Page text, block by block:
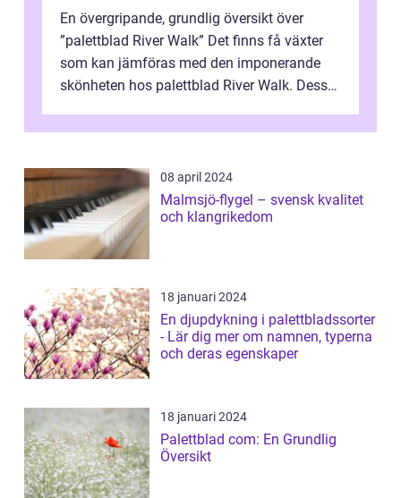
En övergripande, grundlig översikt över
”palettblad River Walk” Det finns få växter
som kan jämföras med den imponerande
skönheten hos palettblad River Walk. Dess
08 april 2024
Malmsjö-flygel – svensk kvalitet
och klangrikedom
18 januari 2024
En djupdykning i palettbladssorter
- Lär dig mer om namnen, typerna
och deras egenskaper
18 januari 2024
Palettblad com: En Grundlig
Översikt